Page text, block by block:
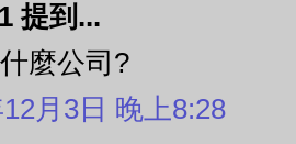
提到...
麼公司?
月3日 晚上8:28